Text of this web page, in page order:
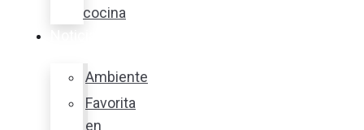
cocina
Ambiente
Favorita
en